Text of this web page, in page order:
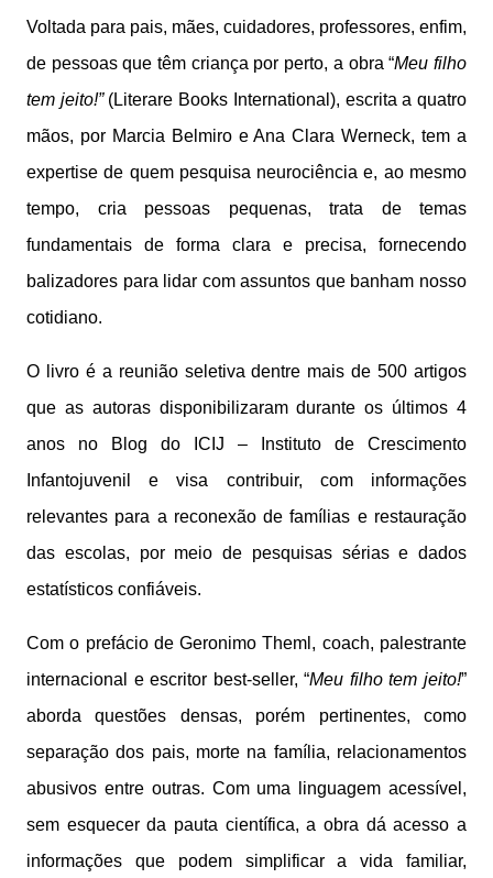
Voltada para pais, mães, cuidadores, professores, enfim,
de pessoas que têm criança por perto, a obra “Meu filho
tem jeito!”(Literare Books International), escrita a quatro
mãos, por Marcia Belmiro e Ana Clara Werneck, tem a
expertise de quem pesquisa neurociência e, ao mesmo
tempo, cria pessoas pequenas, trata de temas
fundamentais de forma clara e precisa, fornecendo
balizadores para lidar com assuntos que banham nosso
cotidiano.
O livro é a reunião seletiva dentre mais de 500 artigos
que as autoras disponibilizaram durante os últimos 4
anos no Blog do ICIJ – Instituto de Crescimento
Infantojuvenil e visa contribuir, com informações
relevantes para a reconexão de famílias e restauração
das escolas, por meio de pesquisas sérias e dados
estatísticos confiáveis.
Com o prefácio de Geronimo Theml, coach, palestrante
internacional e escritor best-seller, “Meu filho tem jeito!”
aborda questões densas, porém pertinentes, como
separação dos pais, morte na família, relacionamentos
abusivos entre outras. Com uma linguagem acessível,
sem esquecer da pauta científica, a obra dá acesso a
informações que podem simplificar a vida familiar,